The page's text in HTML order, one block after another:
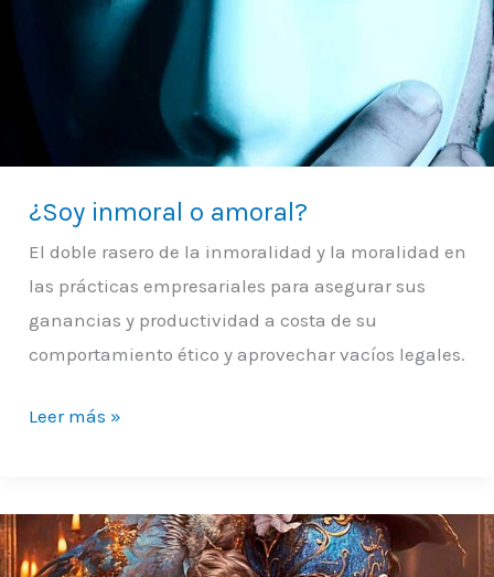
¿Soy inmoral o amoral?
El doble rasero de la inmoralidad y la moralidad en
las prácticas empresariales para asegurar sus
ganancias y productividad a costa de su
comportamiento ético y aprovechar vacíos legales.
Leer más »
Efecto
indeseado